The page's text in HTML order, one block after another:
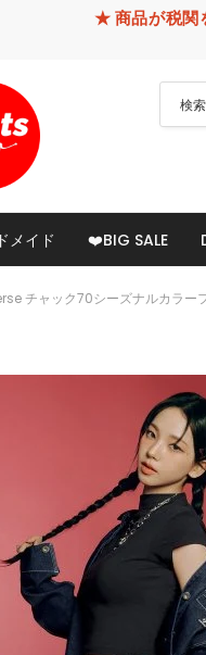
通過できなかっ
メイド ❤️BIG SALE
チャック70シーズナルカラー